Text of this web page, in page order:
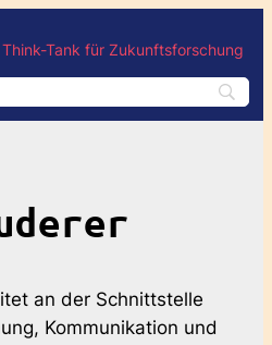
Think-Tank für Zukunftsforschung
an der Schnittstelle
Kommunikation und